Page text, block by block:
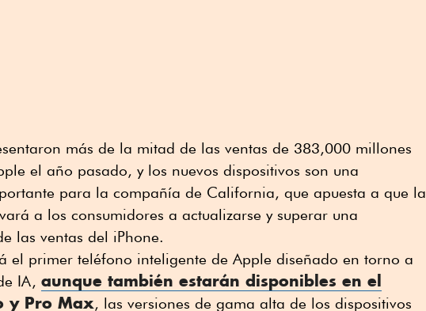
más de la mitad de las ventas de 383,000 millones
el año pasado, y los nuevos dispositivos son una
para la compañía de California, que apuesta a que la
a los consumidores a actualizarse y superar una
las ventas del iPhone.
el primer teléfono inteligente de Apple diseñado en torno a
IA, aunque también estarán disponibles en el
y Pro Max, las versiones de gama alta de los dispositivos